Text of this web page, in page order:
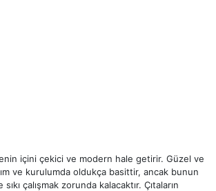
içini çekici ve modern hale getirir. Güzel ve
ve kurulumda oldukça basittir, ancak bunun
çalışmak zorunda kalacaktır. Çıtaların